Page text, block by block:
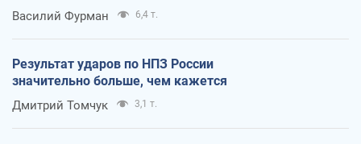
Василий Фурман 6,4 т.
Результат ударов по НПЗ России
значительно больше, чем кажется
Дмитрий Томчук 3,1 т.